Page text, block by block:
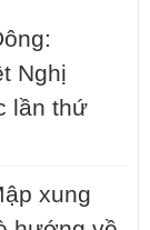
Nghị
lần thứ
xung